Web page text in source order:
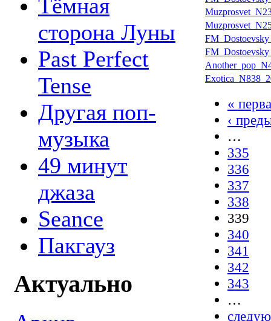
Тёмная
сторона Луны
Past Perfect
Tense
Другая поп-
музыка
49 минут
джаза
Seance
Пакгауз
Актуально
«
‹
…
335
336
337
338
339
340
341
342
343
…